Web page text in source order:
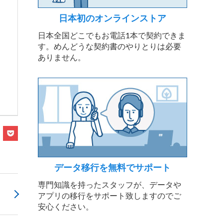
日本初のオンラインストア
日本全国どこでもお電話1本で契約できま
す。めんどうな契約書のやりとりは必要
ありません。
データ移行を無料でサポート
専門知識を持ったスタッフが、データや
アプリの移行をサポート致しますのでご
安心ください。